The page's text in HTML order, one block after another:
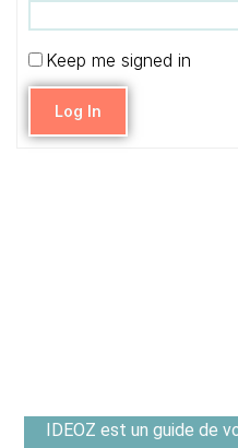
Keep me signed in
Log In
IDEOZ est un guide de